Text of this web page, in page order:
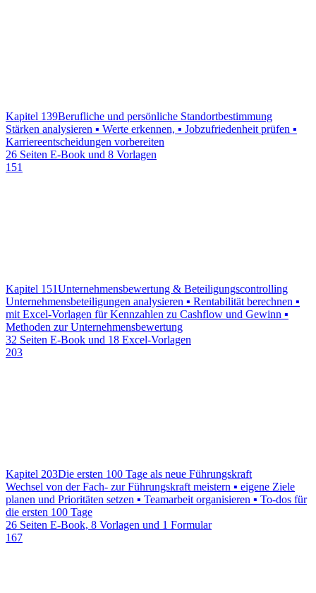
Kapitel 139Berufliche und persönliche Standortbestimmung
Stärken analysieren ▪ Werte erkennen, ▪ Jobzufriedenheit prüfen ▪
Karriereentscheidungen vorbereiten
26 Seiten E-Book und 8 Vorlagen
151
Kapitel 151Unternehmensbewertung & Beteiligungscontrolling
Unternehmensbeteiligungen analysieren ▪ Rentabilität berechnen ▪
mit Excel-Vorlagen für Kennzahlen zu Cashflow und Gewinn ▪
Methoden zur Unternehmensbewertung
32 Seiten E-Book und 18 Excel-Vorlagen
203
Kapitel 203Die ersten 100 Tage als neue Führungskraft
Wechsel von der Fach- zur Führungskraft meistern ▪ eigene Ziele
planen und Prioritäten setzen ▪ Teamarbeit organisieren ▪ To-dos für
die ersten 100 Tage
26 Seiten E-Book, 8 Vorlagen und 1 Formular
167